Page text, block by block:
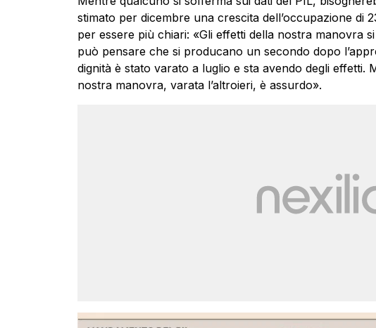
stimato per dicembre una crescita dell’occupazione di
per essere più chiari: «Gli effetti della nostra manovra
può pensare che si producano un secondo dopo
dignità è stato varato a luglio e sta avendo degli effetti.
nostra manovra, varata l’altroieri, è assurdo».